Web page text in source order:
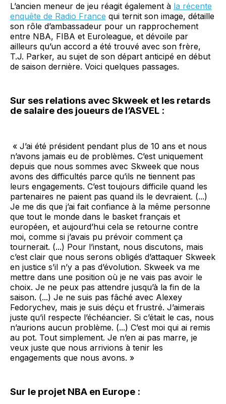
L’ancien meneur de jeu réagit également à la récente
enquête de Radio France qui ternit son image, détaille
son rôle d’ambassadeur pour un rapprochement
entre NBA, FIBA et Euroleague, et dévoile par
ailleurs qu’un accord a été trouvé avec son frère,
T.J. Parker, au sujet de son départ anticipé en début
de saison dernière. Voici quelques passages.
Sur ses relations avec Skweek et les retards
de salaire des joueurs de l’ASVEL :
« J’ai été président pendant plus de 10 ans et nous
n’avons jamais eu de problèmes. C’est uniquement
depuis que nous sommes avec Skweek que nous
avons des difficultés parce qu’ils ne tiennent pas
leurs engagements. C’est toujours difficile quand les
partenaires ne paient pas quand ils le devraient. (...)
Je me dis que j’ai fait confiance à la même personne
que tout le monde dans le basket français et
européen, et aujourd’hui cela se retourne contre
moi, comme si j’avais pu prévoir comment ça
tournerait. (...) Pour l’instant, nous discutons, mais
c’est clair que nous serons obligés d’attaquer Skweek
en justice s’il n’y a pas d’évolution. Skweek va me
mettre dans une position où je ne vais pas avoir le
choix. Je ne peux pas attendre jusqu’à la fin de la
saison. (...) Je ne suis pas fâché avec Alexey
Fedorychev, mais je suis déçu et frustré. J’aimerais
juste qu’il respecte l’échéancier. Si c’était le cas, nous
n’aurions aucun problème. (...) C’est moi qui ai remis
au pot. Tout simplement. Je n’en ai pas marre, je
veux juste que nous arrivions à tenir les
engagements que nous avons. »
Sur le projet NBA en Europe :